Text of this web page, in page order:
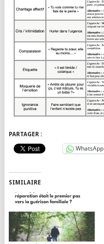
PARTAGER :
WhatsApp
SIMILAIRE